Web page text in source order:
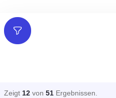
Filter
Zeigt 12 von 51 Ergebnissen